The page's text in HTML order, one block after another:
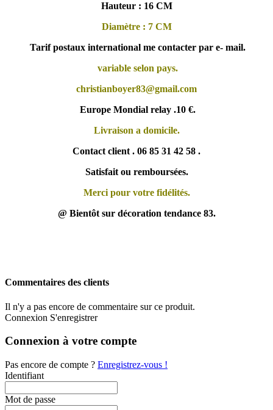
Hauteur : 16 CM
Diamètre : 7 CM
Tarif postaux international me contacter par e- mail.
variable selon pays.
christianboyer83@gmail.com
Europe Mondial relay .10 €.
Livraison a domicile.
Contact client . 06 85 31 42 58 .
Satisfait ou remboursées.
Merci pour votre fidélités.
@ Bientôt sur décoration tendance 83.
Commentaires des clients
Il n'y a pas encore de commentaire sur ce produit.
Connexion S'enregistrer
Connexion à votre compte
Pas encore de compte ? Enregistrez-vous !
Identifiant
Mot de passe